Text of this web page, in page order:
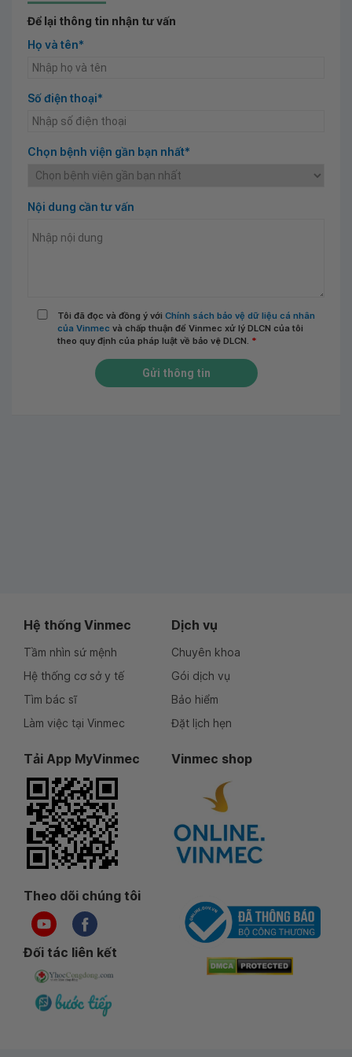
Để lại thông tin nhận tư vấn
Họ và tên*
Số điện thoại*
Chọn bệnh viện gần bạn nhất*
Nội dung cần tư vấn
Tôi đã đọc và đồng ý với Chính sách bảo vệ dữ liệu cá nhân
của Vinmec và chấp thuận để Vinmec xử lý DLCN của tôi
theo quy định của pháp luật về bảo vệ DLCN. *
Gửi thông tin
Hệ thống Vinmec
Tầm nhìn sứ mệnh
Hệ thống cơ sở y tế
Tìm bác sĩ
Làm việc tại Vinmec
Dịch vụ
Chuyên khoa
Gói dịch vụ
Bảo hiểm
Đặt lịch hẹn
Tải App MyVinmec Vinmec shop
Theo dõi chúng tôi
Đối tác liên kết